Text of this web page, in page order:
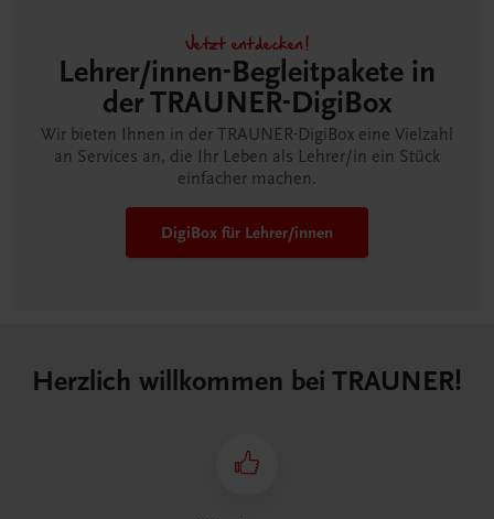
Jetzt entdecken!
Lehrer/innen-Begleitpakete in
der TRAUNER-DigiBox
Wir bieten Ihnen in der TRAUNER-DigiBox eine Vielzahl
an Services an, die Ihr Leben als Lehrer/in ein Stück
einfacher machen.
DigiBox für Lehrer/innen
Herzlich willkommen bei TRAUNER!